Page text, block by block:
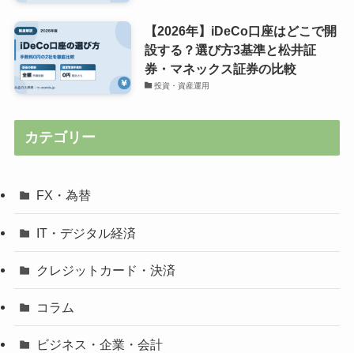
【2026年】iDeCo口座はどこで開
設する？選び方3基準と松井証
券・マネックス証券の比較
投資・資産運用
カテゴリー
FX・為替
IT・デジタル経済
クレジットカード・決済
コラム
ビジネス・企業・会計